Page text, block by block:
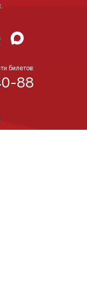
билетов:
88